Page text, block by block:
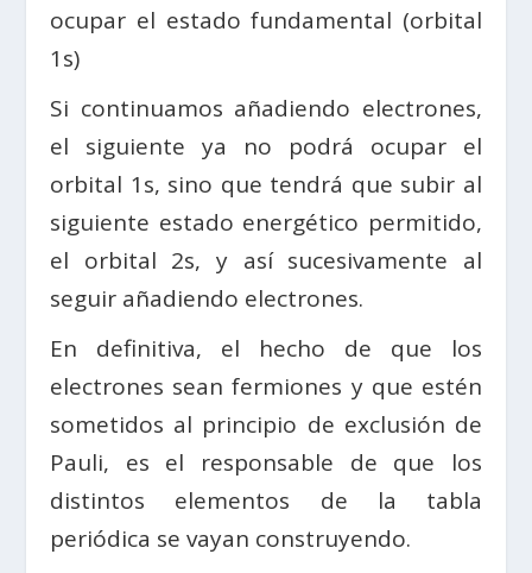
ocupar el estado fundamental (orbital
1s)
Si continuamos añadiendo electrones,
el siguiente ya no podrá ocupar el
orbital 1s, sino que tendrá que subir al
siguiente estado energético permitido,
el orbital 2s, y así sucesivamente al
seguir añadiendo electrones.
En definitiva, el hecho de que los
electrones sean fermiones y que estén
sometidos al principio de exclusión de
Pauli, es el responsable de que los
distintos elementos de la tabla
periódica se vayan construyendo.